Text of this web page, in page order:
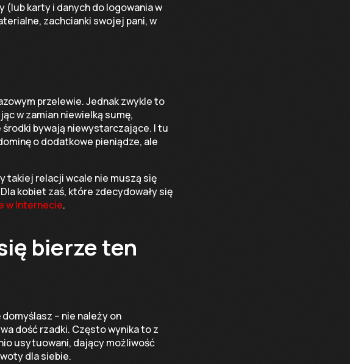
karty i danych do logowania w
zachcianki swojej pani, w
przelewie. Jednak zwykle to
w zamian niewielką sumę,
bywają niewystarczające. I tu
o dodatkowe pieniądze, ale
takiej relacji wcale nie muszą się
kobiet zaś, które zdecydowały się
w Internecie.
bierze ten
domyślasz – nie należy on
dość rzadki. Często wynika to z
usytuowani, dający możliwość
dla siebie.